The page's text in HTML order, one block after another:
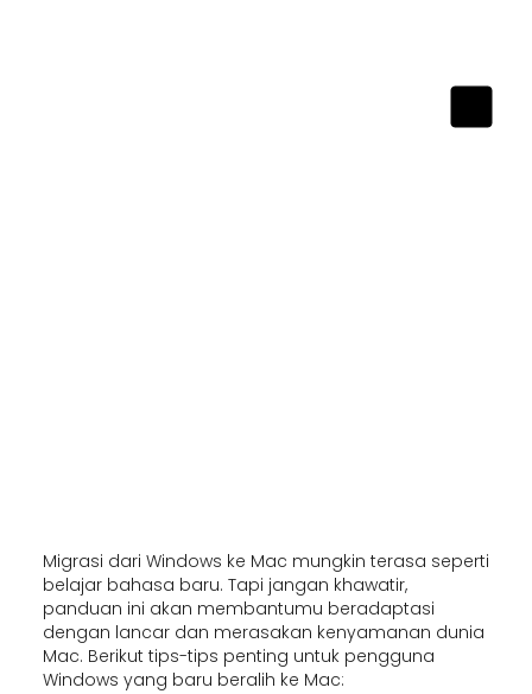
Migrasi dari Windows ke Mac mungkin terasa seperti
belajar bahasa baru. Tapi jangan khawatir,
panduan ini akan membantumu beradaptasi
dengan lancar dan merasakan kenyamanan dunia
Mac. Berikut tips-tips penting untuk pengguna
Windows yang baru beralih ke Mac: